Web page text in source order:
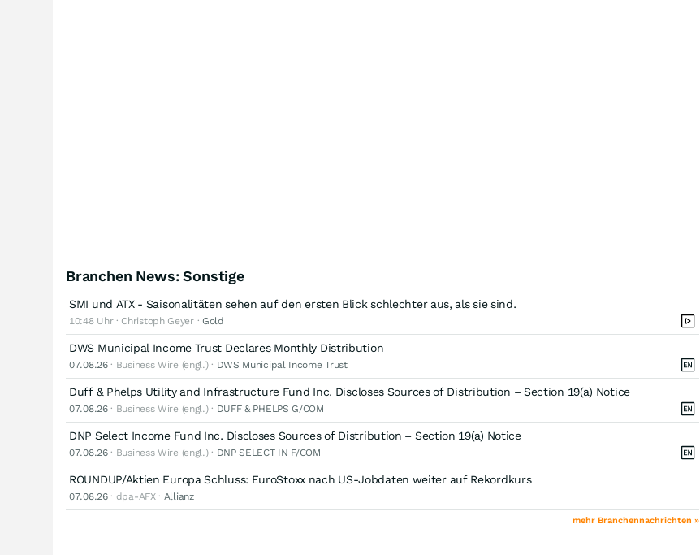
Branchen News: Sonstige
SMI und ATX - Saisonalitäten sehen auf den ersten Blick schlechter aus, als sie sind.
10:48 Uhr · Christoph Geyer · Gold
DWS Municipal Income Trust Declares Monthly Distribution
07.08.26· Business Wire (engl.) · DWS Municipal Income Trust
Duff & Phelps Utility and Infrastructure Fund Inc. Discloses Sources of Distribution – Section 19(a) Notice
07.08.26· Business Wire (engl.) · DUFF & PHELPS G/COM
DNP Select Income Fund Inc. Discloses Sources of Distribution – Section 19(a) Notice
07.08.26· Business Wire (engl.) · DNP SELECT IN F/COM
ROUNDUP/Aktien Europa Schluss: EuroStoxx nach US-Jobdaten weiter auf Rekordkurs
07.08.26· dpa-AFX · Allianz
mehr Branchennachrichten »